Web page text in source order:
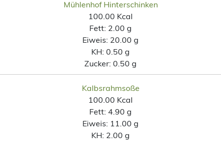
Mühlenhof Hinterschinken
100.00 Kcal
Fett: 2.00 g
Eiweis: 20.00 g
KH: 0.50 g
Zucker: 0.50 g
Kalbsrahmsoße
100.00 Kcal
Fett: 4.90 g
Eiweis: 11.00 g
KH: 2.00 g